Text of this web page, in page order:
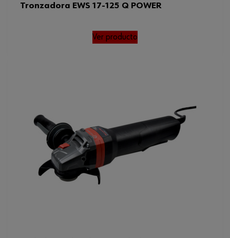
Tronzadora EWS 17-125 Q POWER
Ver producto